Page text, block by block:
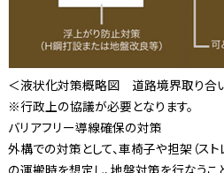
＜液状化対策概略図 道路境界取り合
※行政上の協議が必要となります。
バリアフリー導線確保の対策
外構での対策として、車椅子や担架（ス